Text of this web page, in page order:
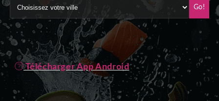
Go!
Télécharger App Android